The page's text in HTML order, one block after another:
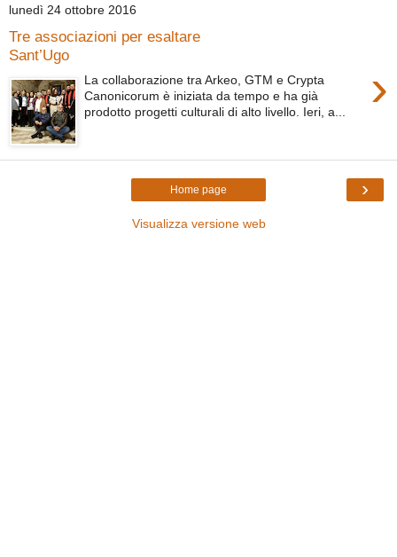
lunedì 24 ottobre 2016
Tre associazioni per esaltare
Sant’Ugo
›
La collaborazione tra Arkeo, GTM e Crypta
Canonicorum è iniziata da tempo e ha già
prodotto progetti culturali di alto livello. Ieri, a...
›
Home page
Visualizza versione web